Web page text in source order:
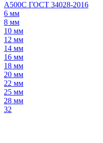
А500С ГОСТ 34028-2016
6 мм
8 мм
10 мм
12 мм
14 мм
16 мм
18 мм
20 мм
22 мм
25 мм
28 мм
32